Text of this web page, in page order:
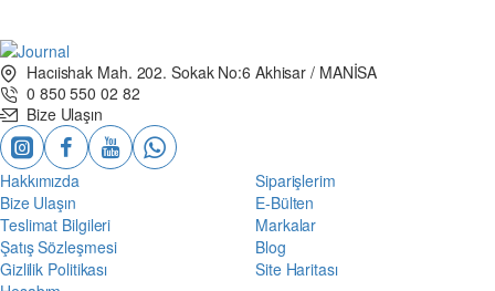
Hacıishak Mah. 202. Sokak No:6 Akhisar / MANİSA
0 850 550 02 82
Bize Ulaşın
Hakkımızda
Bize Ulaşın
Teslimat Bilgileri
Şatış Sözleşmesi
Gizlilik Politikası
Siparişlerim
E-Bülten
Markalar
Blog
Site Haritası